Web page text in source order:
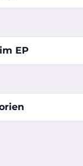
EP